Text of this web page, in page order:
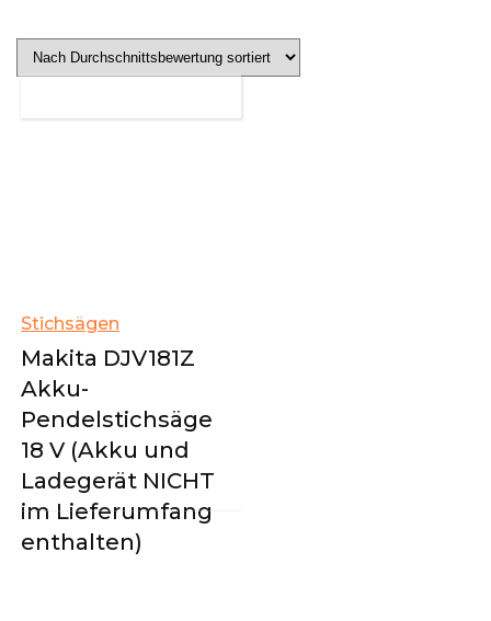
Stichsägen
Makita DJV181Z
Akku-
Pendelstichsäge
18 V (Akku und
Ladegerät NICHT
im Lieferumfang
enthalten)